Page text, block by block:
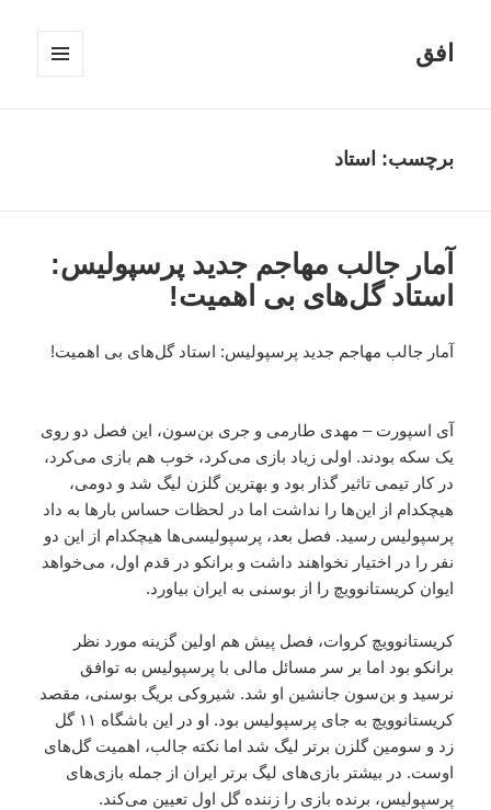
افق
برچسب: استاد
آمار جالب مهاجم جدید پرسپولیس:
استاد گل‌های بی اهمیت!
آمار جالب مهاجم جدید پرسپولیس: استاد گل‌های بی اهمیت!
آی اسپورت – مهدی طارمی و جری بن‌سون، این فصل دو روی
یک سکه بودند. اولی زیاد بازی می‌کرد، خوب هم بازی می‌کرد،
در کار تیمی تاثیر گذار بود و بهترین گلزن لیگ شد و دومی،
هیچکدام از این‌ها را نداشت اما در لحظات حساس بارها به داد
پرسپولیس رسید. فصل بعد، پرسپولیسی‌ها هیچکدام از این دو
نفر را در اختیار نخواهند داشت و برانکو در قدم اول، می‌خواهد
ایوان کریستانوویچ را از بوسنی به ایران بیاورد.
کریستانوویچ کروات، فصل پیش هم اولین گزینه مورد نظر
برانکو بود اما بر سر مسائل مالی با پرسپولیس به توافق
نرسید و بن‌سون جانشین او شد. شیروکی بریگ بوسنی، مقصد
کریستانوویچ به جای پرسپولیس بود. او در این باشگاه ۱۱ گل
زد و سومین گلزن برتر لیگ شد اما نکته جالب، اهمیت گل‌های
اوست. در بیشتر بازی‌های لیگ برتر ایران از جمله بازی‌های
پرسپولیس، برنده بازی را زننده گل اول تعیین می‌کند.